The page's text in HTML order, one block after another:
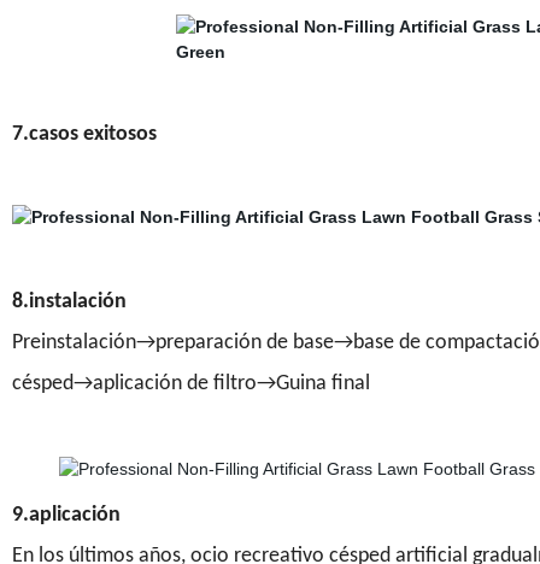
7.casos exitosos
8.instalación
Preinstalación→preparación de base→base de
césped→aplicación de filtro→Guina final
9.aplicación
En los últimos años, ocio recreativo césped artificial